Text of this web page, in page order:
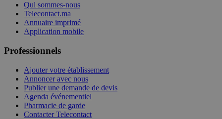
Qui sommes-nous
Telecontact.ma
Annuaire imprimé
Application mobile
Professionnels
Ajouter votre établissement
Annoncer avec nous
Publier une demande de devis
Agenda événementiel
Pharmacie de garde
Contacter Telecontact